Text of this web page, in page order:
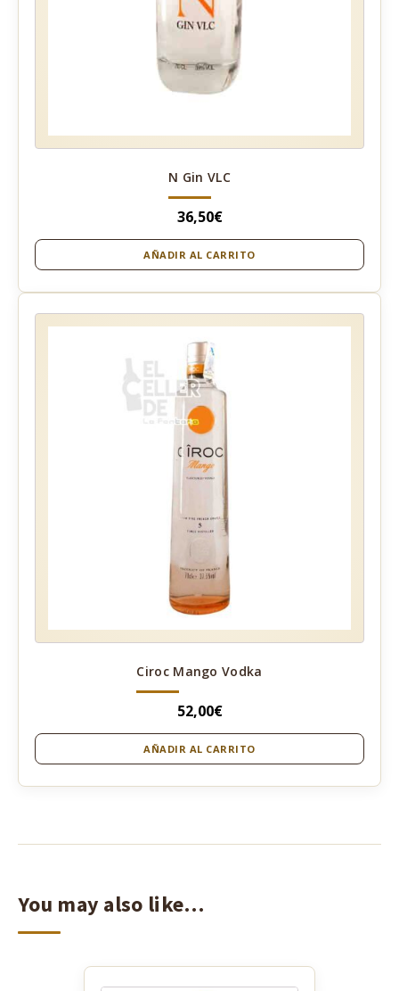
N Gin VLC
36,50€
AÑADIR AL CARRITO
Ciroc Mango Vodka
52,00€
AÑADIR AL CARRITO
You may also like…